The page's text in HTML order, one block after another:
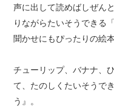
声に出して読めばしぜん
りながらたいそうできる
聞かせにもぴったりの絵本
チューリップ、バナナ、
て、たのしくたいそうで
う』。